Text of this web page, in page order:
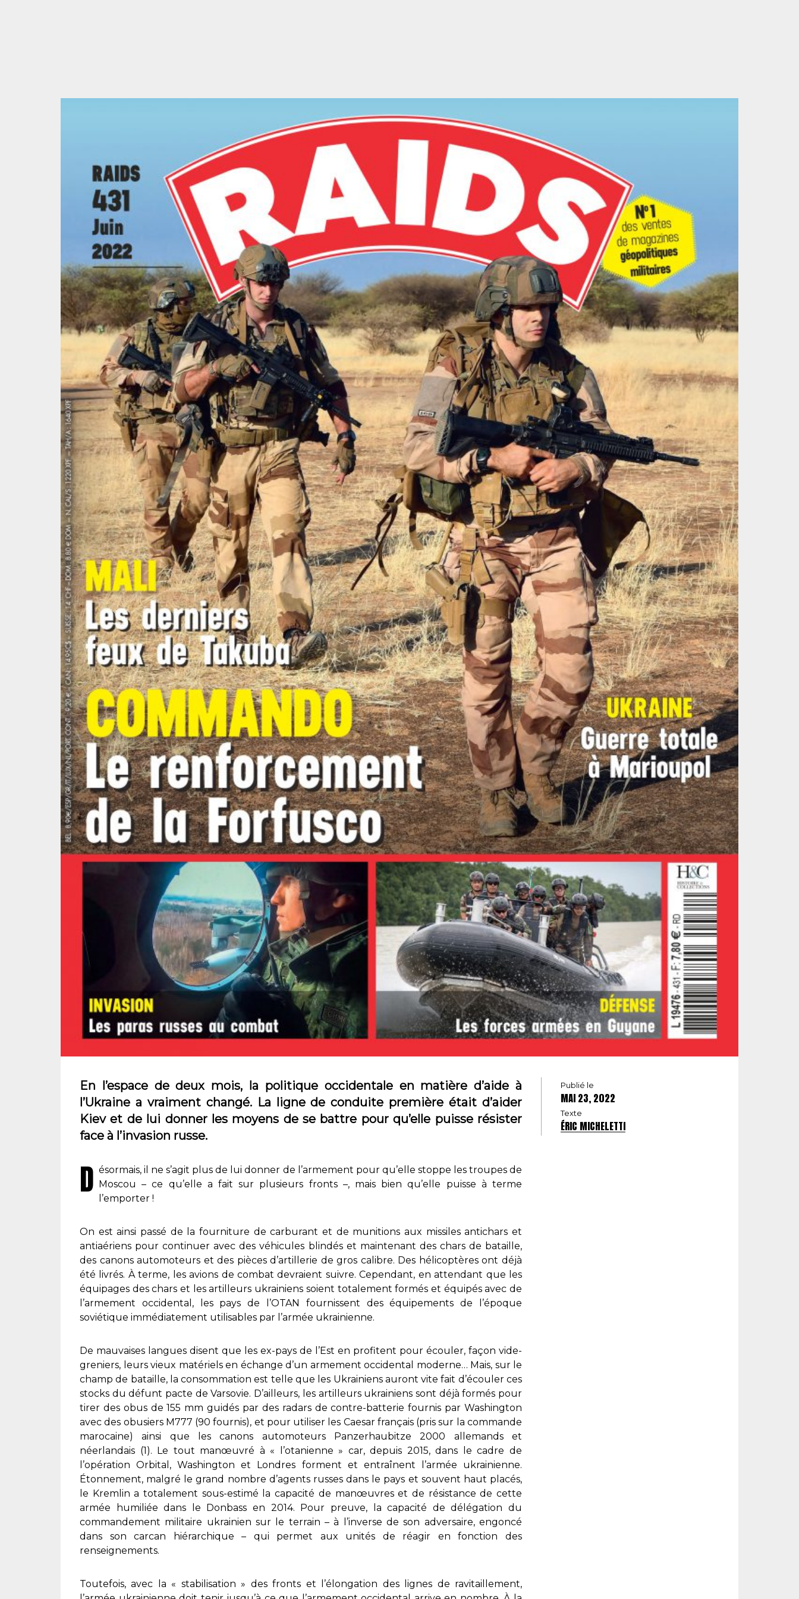
En l’espace de deux mois, la politique occidentale en matière d’aide à
l’Ukraine a vraiment changé. La ligne de conduite première était d’aider
Kiev et de lui donner les moyens de se battre pour qu’elle puisse résister
face à l’invasion russe.
D ésormais, il ne s’agit plus de lui donner de l’armement pour qu’elle stoppe les troupes de
Moscou – ce qu’elle a fait sur plusieurs fronts –, mais bien qu’elle puisse à terme
l’emporter !
On est ainsi passé de la fourniture de carburant et de munitions aux missiles antichars et
antiaériens pour continuer avec des véhicules blindés et maintenant des chars de bataille,
des canons automoteurs et des pièces d’artillerie de gros calibre. Des hélicoptères ont déjà
été livrés. À terme, les avions de combat devraient suivre. Cependant, en attendant que les
équipages des chars et les artilleurs ukrainiens soient totalement formés et équipés avec de
l’armement occidental, les pays de l’OTAN fournissent des équipements de l’époque
soviétique immédiatement utilisables par l’armée ukrainienne.
De mauvaises langues disent que les ex-pays de l’Est en profitent pour écouler, façon vide-
greniers, leurs vieux matériels en échange d’un armement occidental moderne… Mais, sur le
champ de bataille, la consommation est telle que les Ukrainiens auront vite fait d’écouler ces
stocks du défunt pacte de Varsovie. D’ailleurs, les artilleurs ukrainiens sont déjà formés pour
tirer des obus de 155 mm guidés par des radars de contre-batterie fournis par Washington
avec des obusiers M777 (90 fournis), et pour utiliser les Caesar français (pris sur la commande
marocaine) ainsi que les canons automoteurs Panzerhaubitze 2000 allemands et
néerlandais (1). Le tout manœuvré à « l’otanienne » car, depuis 2015, dans le cadre de
l’opération Orbital, Washington et Londres forment et entraînent l’armée ukrainienne.
Étonnement, malgré le grand nombre d’agents russes dans le pays et souvent haut placés,
le Kremlin a totalement sous-estimé la capacité de manœuvres et de résistance de cette
armée humiliée dans le Donbass en 2014. Pour preuve, la capacité de délégation du
commandement militaire ukrainien sur le terrain – à l’inverse de son adversaire, engoncé
dans son carcan hiérarchique – qui permet aux unités de réagir en fonction des
renseignements.
Toutefois, avec la « stabilisation » des fronts et l’élongation des lignes de ravitaillement,
Publié le
MAI 23, 2022
Texte
ÉRIC MICHELETTI